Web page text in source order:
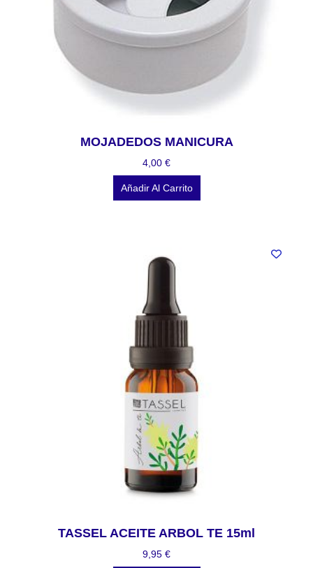
MOJADEDOS MANICURA
4,00 €
Añadir Al Carrito
TASSEL ACEITE ARBOL TE 15ml
9,95 €